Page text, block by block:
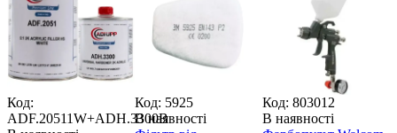
Код:
ADF.20511W+ADH.3300B
Код: 5925
В наявності
Код: 803012
В наявності